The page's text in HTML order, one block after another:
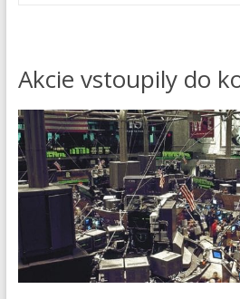
Akcie vstoupily do